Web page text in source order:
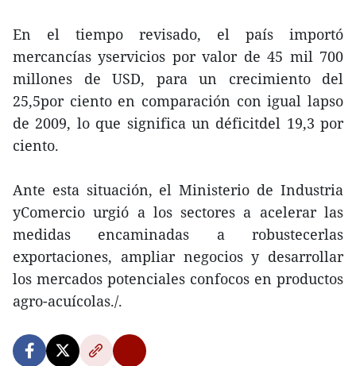
En el tiempo revisado, el país importó
mercancías yservicios por valor de 45 mil 700
millones de USD, para un crecimiento del
25,5por ciento en comparación con igual lapso
de 2009, lo que significa un déficitdel 19,3 por
ciento.
Ante esta situación, el Ministerio de Industria
yComercio urgió a los sectores a acelerar las
medidas encaminadas a robustecerlas
exportaciones, ampliar negocios y desarrollar
los mercados potenciales confocos en productos
agro-acuícolas./.